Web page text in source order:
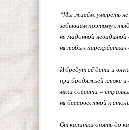
“Мы живём, умереть не
забываем поэтому
но мадонной невидимой
на любых
И бредут её дети и
при бродяжьей клюке и
муки совести –
на бессовестной к
От калитки опять до